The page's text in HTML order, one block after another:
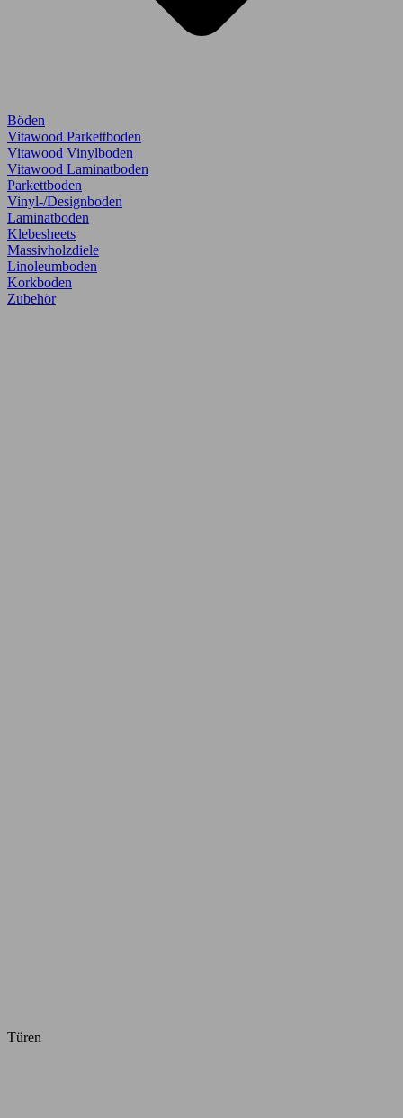
Böden
Vitawood Parkettboden
Vitawood Vinylboden
Vitawood Laminatboden
Parkettboden
Vinyl-/Designboden
Laminatboden
Klebesheets
Massivholzdiele
Linoleumboden
Korkboden
Zubehör
Türen